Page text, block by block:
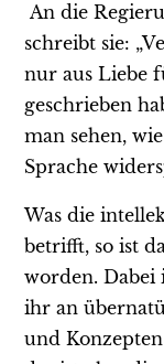
An die
schreibt sie:
nur aus Liebe
geschrieben
man sehen,
Sprache
Was die
betrifft, so ist
worden. Dabei
ihr an
und